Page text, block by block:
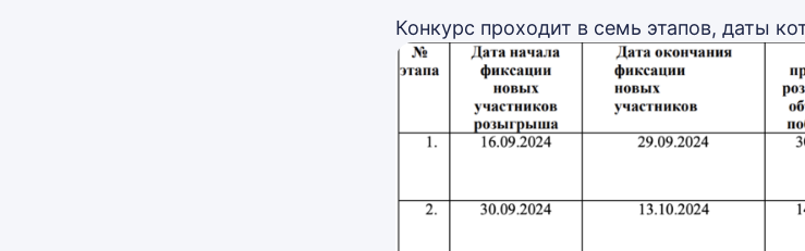
Конкурс проходит в семь этапов, даты